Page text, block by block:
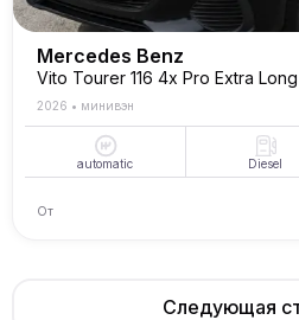
Mercedes Benz
Vito Tourer 116 4x Pro Extra
2026 • минивэн
automatic Diesel
От
Следующая